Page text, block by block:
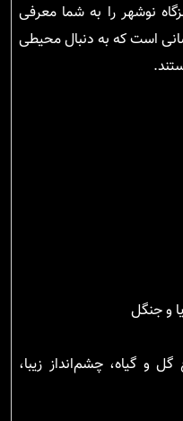
مزگاه نوشهر را به شما معرفی
است که به دنبال محیطی
و جنگل
گل و گیاه، چشم‌انداز زیبا،